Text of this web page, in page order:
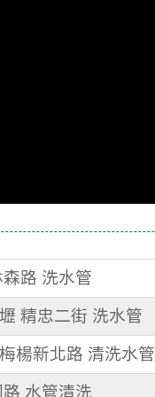
路 洗水管
精忠二街 洗水管
楊新北路 清洗水管
水管清洗